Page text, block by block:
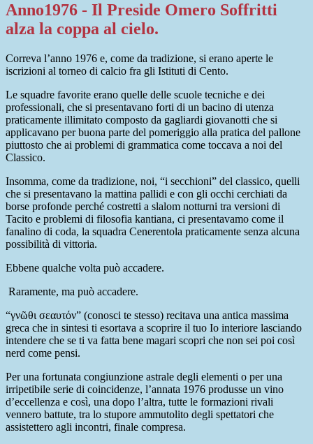
Anno1976 - Il Preside Omero Soffritti
alza la coppa al cielo.
Correva l’anno 1976 e, come da tradizione, si erano aperte le
iscrizioni al torneo di calcio fra gli Istituti di Cento.
Le squadre favorite erano quelle delle scuole tecniche e dei
professionali, che si presentavano forti di un bacino di utenza
praticamente illimitato composto da gagliardi giovanotti che si
applicavano per buona parte del pomeriggio alla pratica del pallone
piuttosto che ai problemi di grammatica come toccava a noi del
Classico.
Insomma, come da tradizione, noi, “i secchioni” del classico, quelli
che si presentavano la mattina pallidi e con gli occhi cerchiati da
borse profonde perché costretti a slalom notturni tra versioni di
Tacito e problemi di filosofia kantiana, ci presentavamo come il
fanalino di coda, la squadra Cenerentola praticamente senza alcuna
possibilità di vittoria.
Ebbene qualche volta può accadere.
Raramente, ma può accadere.
“γνῶθι σεαυτόν” (conosci te stesso) recitava una antica massima
greca che in sintesi ti esortava a scoprire il tuo Io interiore lasciando
intendere che se ti va fatta bene magari scopri che non sei poi così
nerd come pensi.
Per una fortunata congiunzione astrale degli elementi o per una
irripetibile serie di coincidenze, l’annata 1976 produsse un vino
d’eccellenza e così, una dopo l’altra, tutte le formazioni rivali
vennero battute, tra lo stupore ammutolito degli spettatori che
assistettero agli incontri, finale compresa.